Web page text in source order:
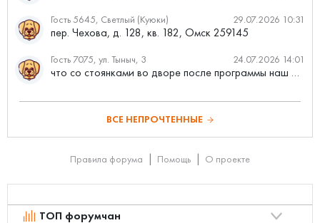
Гость 5645, Светлый (Куюки) 29.07.2026 10:31
пер. Чехова, д. 128, кв. 182, Омск 259145
Гость 7075, ул. Тыныч, 3 24.07.2026 14:01
что со стоянками во дворе после программы наш двор
ВСЕ НЕПРОЧТЕННЫЕ
Правила форума Помощь О проекте
ТОП форумчан